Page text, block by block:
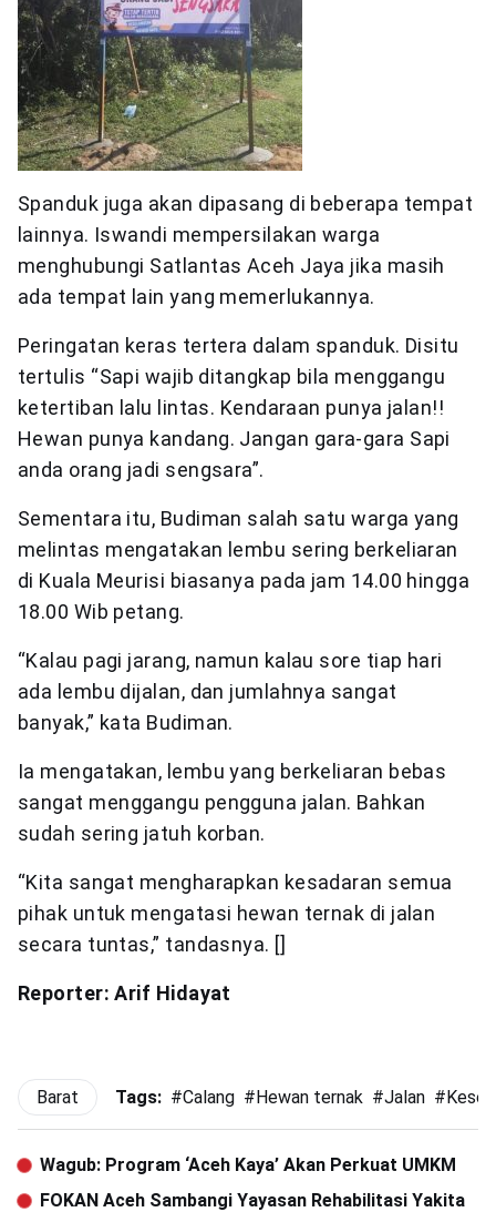
Spanduk juga akan dipasang di beberapa tempat
lainnya. Iswandi mempersilakan warga
menghubungi Satlantas Aceh Jaya jika masih
ada tempat lain yang memerlukannya.
Peringatan keras tertera dalam spanduk. Disitu
tertulis “Sapi wajib ditangkap bila menggangu
ketertiban lalu lintas. Kendaraan punya jalan!!
Hewan punya kandang. Jangan gara-gara Sapi
anda orang jadi sengsara”.
Sementara itu, Budiman salah satu warga yang
melintas mengatakan lembu sering berkeliaran
di Kuala Meurisi biasanya pada jam 14.00 hingga
18.00 Wib petang.
“Kalau pagi jarang, namun kalau sore tiap hari
ada lembu dijalan, dan jumlahnya sangat
banyak,” kata Budiman.
Ia mengatakan, lembu yang berkeliaran bebas
sangat menggangu pengguna jalan. Bahkan
sudah sering jatuh korban.
“Kita sangat mengharapkan kesadaran semua
pihak untuk mengatasi hewan ternak di jalan
secara tuntas,” tandasnya. []
Reporter: Arif Hidayat
Barat Tags: #Calang #Hewan ternak #Jalan #
Wagub: Program ‘Aceh Kaya’ Akan Perkuat UMKM
FOKAN Aceh Sambangi Yayasan Rehabilitasi Yakita